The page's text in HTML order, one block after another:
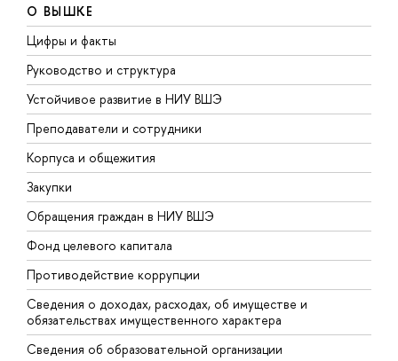
О ВЫШКЕ
Цифры и факты
Руководство и структура
Устойчивое развитие в НИУ ВШЭ
Преподаватели и сотрудники
Корпуса и общежития
Закупки
Обращения граждан в НИУ ВШЭ
Фонд целевого капитала
Противодействие коррупции
Сведения о доходах, расходах, об имуществе и
обязательствах имущественного характера
Сведения об образовательной организации